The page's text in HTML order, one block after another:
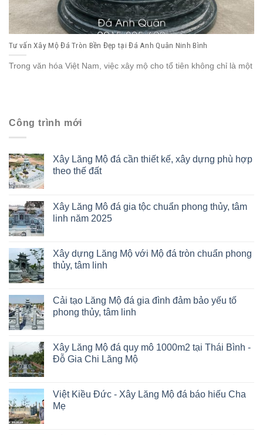
Tư vấn Xây Mộ Đá Tròn Bền Đẹp tại Đá Anh Quân Ninh Bình
Trong văn hóa Việt Nam, việc xây mộ cho tổ tiên không chỉ là một
Công trình mới
Xây Lăng Mộ đá cần thiết kế, xây dựng phù hợp
theo thế đất
Xây Lăng Mô đá gia tộc chuẩn phong thủy, tâm
linh năm 2025
Xây dựng Lăng Mộ với Mộ đá tròn chuẩn phong
thủy, tâm linh
Cải tạo Lăng Mộ đá gia đình đảm bảo yếu tố
phong thủy, tâm linh
Xây Lăng Mộ đá quy mô 1000m2 tại Thái Bình -
Đỗ Gia Chi Lăng Mộ
Việt Kiều Đức - Xây Lăng Mộ đá báo hiếu Cha
Mẹ